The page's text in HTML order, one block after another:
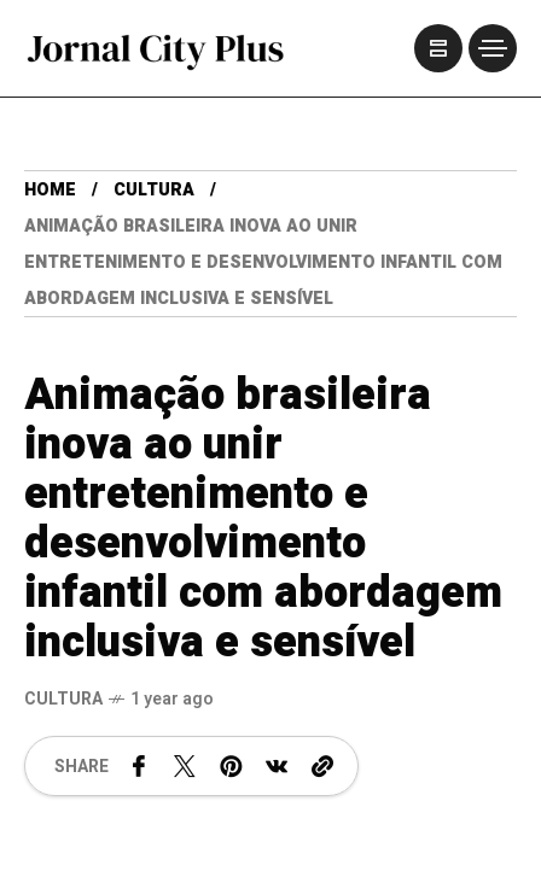
HOME
CULTURA
ANIMAÇÃO BRASILEIRA INOVA AO UNIR
ENTRETENIMENTO E DESENVOLVIMENTO INFANTIL COM
ABORDAGEM INCLUSIVA E SENSÍVEL
Animação brasileira
inova ao unir
entretenimento e
desenvolvimento
infantil com abordagem
inclusiva e sensível
CULTURA 1 year ago
SHARE